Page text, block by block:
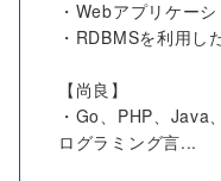
・Webアプリケー
・RDBMSを利⽤し
【尚良】
・Go、PHP、
ログラミング⾔...